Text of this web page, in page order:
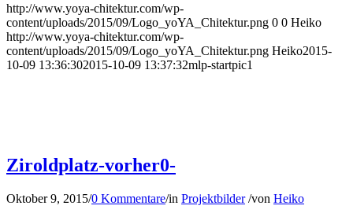
http://www.yoya-chitektur.com/wp-
content/uploads/2015/09/Logo_yoYA_Chitektur.png 0 0 Heiko
http://www.yoya-chitektur.com/wp-
content/uploads/2015/09/Logo_yoYA_Chitektur.png Heiko2015-
10-09 13:36:302015-10-09 13:37:32mlp-startpic1
Ziroldplatz-vorher0-
Oktober 9, 2015/0 Kommentare/in Projektbilder /von Heiko